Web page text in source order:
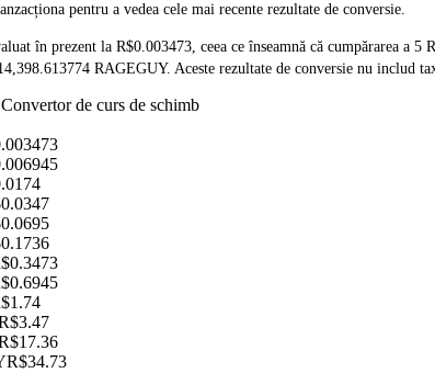
pentru a vedea cele mai recente rezultate de conversie.
în prezent la R$0.003473, ceea ce înseamnă că cumpărarea
RAGEGUY. Aceste rezultate de conversie nu includ
de curs de schimb
R$34.73